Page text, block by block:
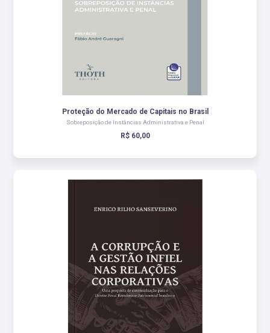
Proteção do Mercado de Capitais no Brasil
Sobreposição de Instâncias Administrativa e Penal
R$ 60,00